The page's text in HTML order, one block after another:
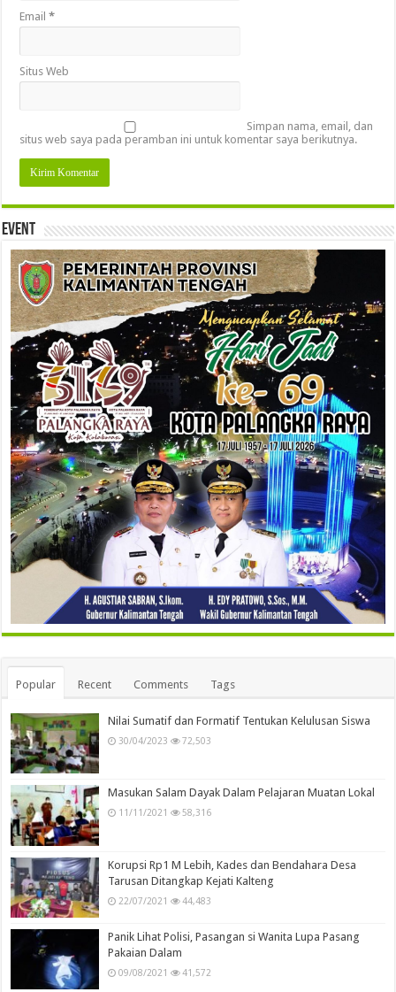
Email*
Situs Web
Simpan nama, email, dan
situs web saya pada peramban ini untuk komentar saya berikutnya.
Event
Popular Recent Comments Tags
Nilai Sumatif dan Formatif Tentukan Kelulusan Siswa
30/04/2023 72,503
Masukan Salam Dayak Dalam Pelajaran Muatan Lokal
11/11/2021 58,316
Korupsi Rp1 M Lebih, Kades dan Bendahara Desa
Tarusan Ditangkap Kejati Kalteng
22/07/2021 44,483
Panik Lihat Polisi, Pasangan si Wanita Lupa Pasang
Pakaian Dalam
09/08/2021 41,572